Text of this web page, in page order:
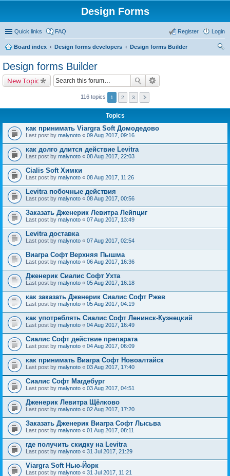
Design Forms
Quick links FAQ Login
Register
Board index Design forms developers
Design forms Builder
Design forms Builder
New Topic
116 topics 1 2 3
Topics
как принимать Viargra Soft Домодедово
Last post by malynoto « 09 Aug 2017, 09:16
как долго длится действие Levitra
Last post by malynoto « 08 Aug 2017, 22:03
Cialis Soft Химки
Last post by malynoto « 08 Aug 2017, 11:26
Levitra побочные действия
Last post by malynoto « 08 Aug 2017, 00:56
Заказать Дженерик Левитра Лейпциг
Last post by malynoto « 07 Aug 2017, 13:49
Levitra доставка
Last post by malynoto « 07 Aug 2017, 02:54
Виагра Софт Верхняя Пышма
Last post by malynoto « 06 Aug 2017, 16:36
Дженерик Сиалис Софт Ухта
Last post by malynoto « 05 Aug 2017, 16:18
как заказать Дженерик Сиалис Софт Ржев
Last post by malynoto « 05 Aug 2017, 04:19
как употреблять Сиалис Софт Ленинск-Кузнецкий
Last post by malynoto « 04 Aug 2017, 16:49
Сиалис Софт действие препарата
Last post by malynoto « 04 Aug 2017, 06:09
как принимать Виагра Софт Новоалтайск
Last post by malynoto « 03 Aug 2017, 17:40
Сиалис Софт Магдебург
Last post by malynoto « 03 Aug 2017, 04:51
Дженерик Левитра Щёлково
Last post by malynoto « 02 Aug 2017, 17:20
Заказать Дженерик Виагра Софт Лысьва
Last post by malynoto « 01 Aug 2017, 08:11
где получить скидку на Levitra
Last post by malynoto « 31 Jul 2017, 21:29
Viargra Soft Нью-Йорк
Last post by malynoto « 31 Jul 2017, 11:21